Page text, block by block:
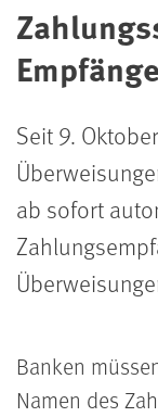
Seit 9.
ab sofort
Banken
Namen des